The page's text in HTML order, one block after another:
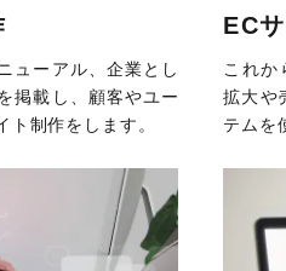
ューアル、企業とし
掲載し、顧客やユー
制作をします。
EC
これか
拡大や
テムを